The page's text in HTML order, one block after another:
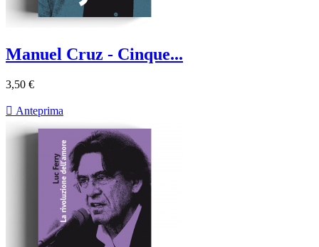
Manuel Cruz - Cinque...
3,50 €
 Anteprima